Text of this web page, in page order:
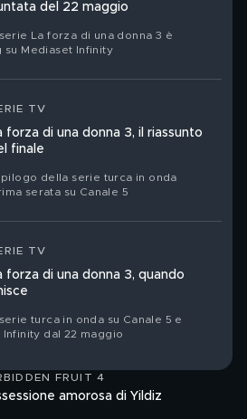
del 22 maggio
La forza di una donna 3 è
su Mediaset Infinity
TV
forza di una donna 3, il riassunto
finale
della serie turca in onda
serata su Canale 5
TV
forza di una donna 3, quando
turca in onda su Canale 5 e
dal 22 maggio
FRUIT 4
amorosa di Yildiz